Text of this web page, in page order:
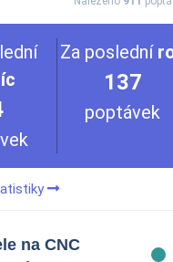
Za poslední
137
poptávek
na CNC